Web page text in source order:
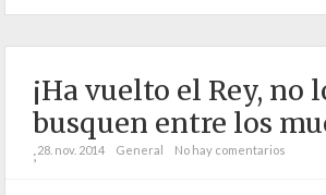
¡Ha vuelto el Rey, no
busquen entre los
;28. nov. 2014 General No hay comentarios